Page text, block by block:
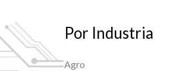
Por Industria
Agro